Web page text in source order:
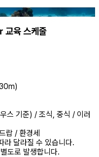
육 스케줄
스 기준) / 조식, 중식 / 이러
랍 / 환경세
라 달라질 수 있습니다.
도로 발생합니다.